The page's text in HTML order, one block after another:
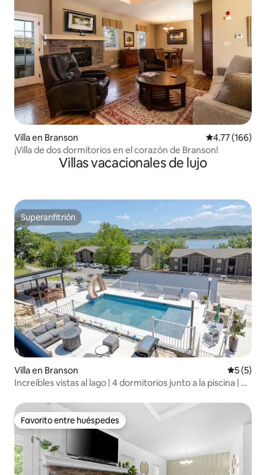
Villa en Branson Calificación
4.77 (166)
¡Villa de dos dormitorios en el corazón de Branson!
Villas vacacionales de lujo
Superanfitrión
Superanfitrión
Villa en Branson
5 (5)
Increíbles vistas al lago | 4 dormitorios junto a la piscina | A
Favorito entre huéspedes
Favorito entre huéspedes